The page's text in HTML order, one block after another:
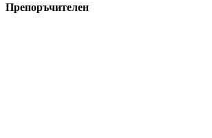
Препоръчителен